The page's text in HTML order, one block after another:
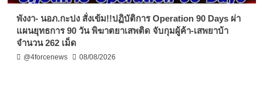
พังงา- นอภ.กะปง สั่งเข้ม!!ปฏิบัติการ Operation 90 Days ผ่า
แผนยุทธการ 90 วัน พิฆาตยาเสพติด จับกุมผู้ค้า-เสพยาบ้า
จำนวน 262 เม็ด
@4forcenews 08/08/2026